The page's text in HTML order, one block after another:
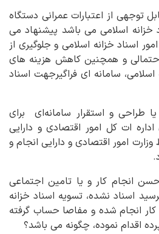
توجهی از اعتبارات عمرانی دستگاه
خزانه اسلامی می باشد پیشنهاد می
اسناد خزانه اسلامی و جلوگیری از
و همچنین کاهش هزینه های
سامانه ای فراگیرجهت اسناد
یا طراحی و استقرار سامانه‌ای برای
ات کل امور اقتصادی و دارایی
امور اقتصادی و دارایی انجام و
انجام کار و یا تامین اجتماعی
اسناد نشده، تسویه اسناد خزانه
کار انجام شده و مفاصا حساب گرفته
اقدام نموده، چگونه می باشد؟